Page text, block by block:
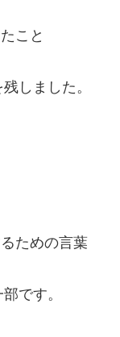
こと
しました。
ための言葉
です。